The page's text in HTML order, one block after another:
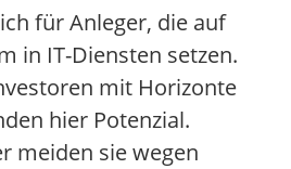
für Anleger, die auf
in IT-Diensten setzen.
mit Horizonte
hier Potenzial.
meiden sie wegen